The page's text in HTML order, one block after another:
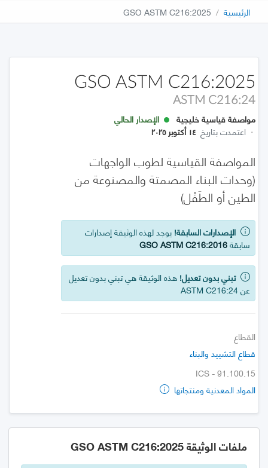
الرئيسية GSO ASTM C216:2025
GSO ASTM C216:2025
ASTM C216:24
مواصفة قياسية خليجية
الإصدار الحالي
· اعتمدت بتاريخ ١٤ أكتوبر ٢٠٢٥
المواصفة القياسية لطوب الواجهات
(وحدات البناء المصمتة والمصنوعة من
الطين أو الطَفْل)
الإصدارات السابقة! يوجد لهذه الوثيقة إصدارات
سابقةGSO ASTM C216:2016
تبني بدون تعديل! هذه الوثيقة هي تبني بدون تعديل
عن ASTM C216:24
القطاع
قطاع التشييد والبناء
ICS - 91.100.15
المواد المعدنية ومنتجاتها
ملفات الوثيقة GSO ASTM C216:2025